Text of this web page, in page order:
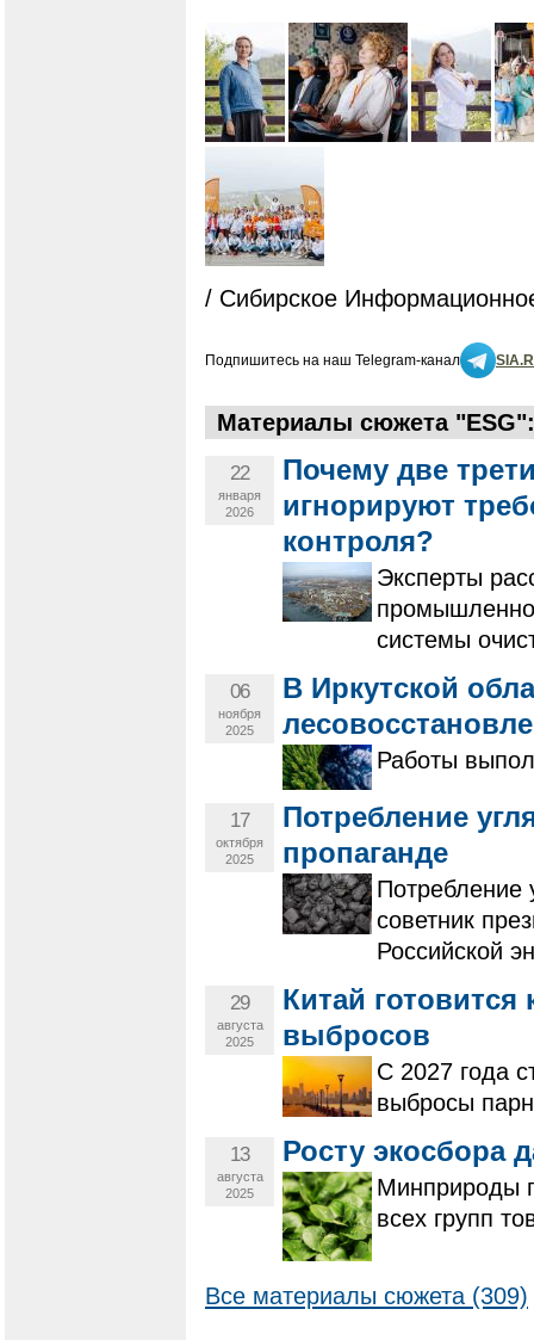
/ Сибирское
Подпишитесь на наш Telegram-канал
Материалы сюжета "ESG":
22
января
2026
Почему две
игнорируют
контроля?
Эксперты
системы
06
ноября
2025
В Иркутской
Работы
17
октября
2025
Потребление
пропаганде
Потребление
советник
Российской
29
августа
2025
Китай
выбросов
С 2027 года
выбросы
13
августа
2025
Росту экосбора
Минприроды
всех групп
Все материалы сюжета (309)